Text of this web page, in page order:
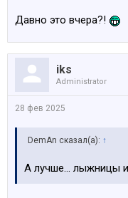
Давно это вчера?!
iks
Administrator
28 фев 2025
DemAn сказал(а): ↑
А лучше… лыжницы